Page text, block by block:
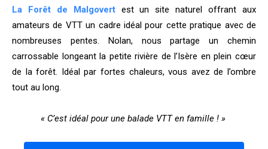
La Forêt de Malgovertest un site naturel offrant aux
amateurs de VTT un cadre idéal pour cette pratique avec de
nombreuses pentes. Nolan, nous partage un chemin
carrossable longeant la petite rivière de l’Isère en plein cœur
de la forêt. Idéal par fortes chaleurs, vous avez de l’ombre
tout au long.
« C’est idéal pour une balade VTT en famille ! »